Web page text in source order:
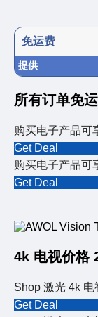
免运费
提供
所有订单免
购买电子产品可
Get Deal
购买电子产品可
Get Deal
4k 电视价格
Shop 激光 4k 电
Get Deal